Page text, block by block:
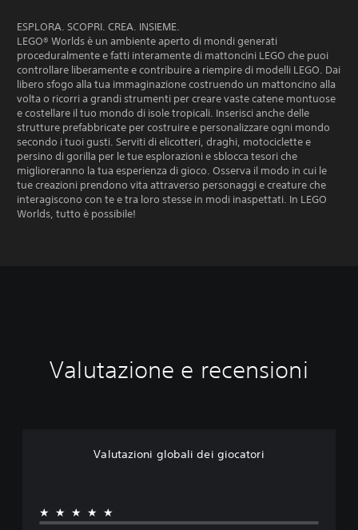
ESPLORA. SCOPRI. CREA. INSIEME.
LEGO® Worlds è un ambiente aperto di mondi generati
proceduralmente e fatti interamente di mattoncini LEGO che puoi
controllare liberamente e contribuire a riempire di modelli LEGO. Dai
libero sfogo alla tua immaginazione costruendo un mattoncino alla
volta o ricorri a grandi strumenti per creare vaste catene montuose
e costellare il tuo mondo di isole tropicali. Inserisci anche delle
strutture prefabbricate per costruire e personalizzare ogni mondo
secondo i tuoi gusti. Serviti di elicotteri, draghi, motociclette e
persino di gorilla per le tue esplorazioni e sblocca tesori che
miglioreranno la tua esperienza di gioco. Osserva il modo in cui le
tue creazioni prendono vita attraverso personaggi e creature che
interagiscono con te e tra loro stesse in modi inaspettati. In LEGO
Worlds, tutto è possibile!
Valutazione e recensioni
Valutazioni globali dei giocatori
★★★★★